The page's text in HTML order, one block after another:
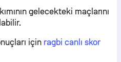
gelecekteki maçlarını
için ragbi canlı skor